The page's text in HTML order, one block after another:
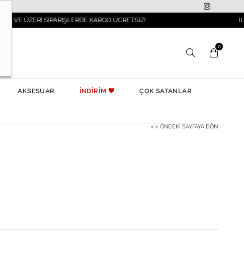
SİPARİŞLERDE KARGO ÜCRETSİZ! İLKBAHAR
0
AKSESUAR İNDİRİM 💖 ÇOK SATANLAR
< < ÖNCEKI SAYFAYA DÖN